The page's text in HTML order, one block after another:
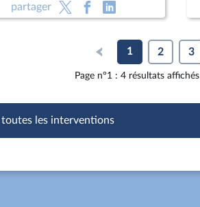
partager
1 2 3
Page n°1 : 4 résultats
les interventions